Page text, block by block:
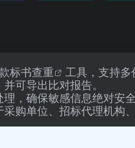
标书查重
工具，支持
可导出比对报告。
理，确保敏感信息绝对安
购单位、招标代理机构